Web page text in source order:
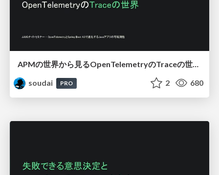
APMの世界から見るOpenTelemetryのTraceの世界 / OpenTelemetry in the Java
soudai
PRO 2 680